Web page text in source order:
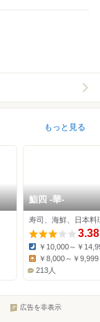
もっと見る
鮨四 -華-
寿司、海鮮、日本料
3.38
Dinner:
￥10,000～￥
￥8,000～￥9,999
213人
広告を非表示